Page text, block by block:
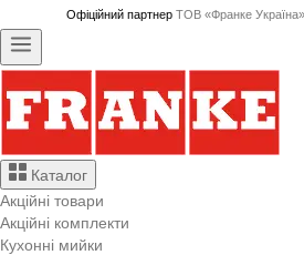
Офіційний партнер ТОВ «Франке Україна»
Каталог
Акційні товари
Акційні комплекти
Кухонні мийки